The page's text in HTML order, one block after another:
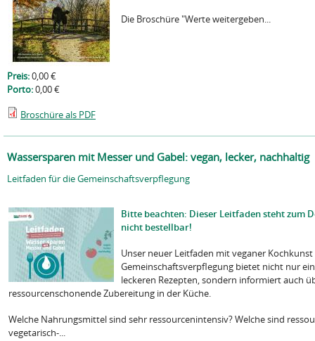
Die Broschüre "Werte weitergeben...
Preis:0,00 €
Porto:0,00 €
Broschüre als PDF
Wassersparen mit Messer und Gabel: vegan, lecker, nachhaltig
Leitfaden für die Gemeinschaftsverpflegung
Bitte beachten: Dieser Leitfaden steht zum
nicht bestellbar!
Unser neuer Leitfaden mit veganer
Gemeinschaftsverpflegung bietet nicht nur
leckeren Rezepten, sondern informiert auch
ressourcenschonende Zubereitung in der Küche.
Welche Nahrungsmittel sind sehr ressourcenintensiv? Welche sind
vegetarisch-...